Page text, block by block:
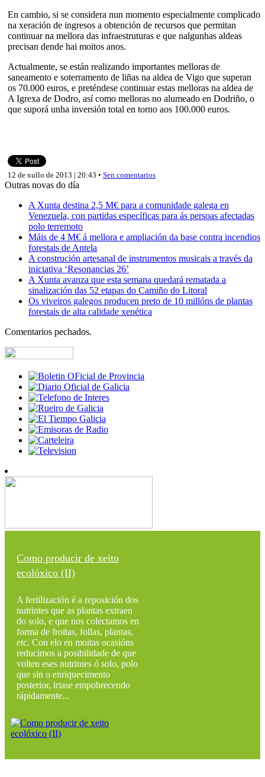
En cambio, si se considera nun momento especialmente complicado
na xeración de ingresos a obtención de recursos que permitan
continuar na mellora das infraestruturas e que nalgunhas aldeas
precisan dende hai moitos anos.
Actualmente, se están realizando importantes melloras de
saneamento e soterramento de liñas na aldea de Vigo que superan
os 70.000 euros, e preténdese continuar estas melloras na aldea de
A Igrexa de Dodro, así como melloras no alumeado en Dodriño, o
que suporá unha inversión total en torno aos 100.000 euros.
12 de xullo de 2013 | 20:43 • Sen comentarios
Outras novas do día
A Xunta destina 2,5 M€ para a comunidade galega en
Venezuela, con partidas específicas para ás persoas afectadas
polo terremoto
Máis de 4 M€ á mellora e ampliación da base contra incendios
forestais de Antela
A construción artesanal de instrumentos musicais a través da
iniciativa ‘Resonancias 26’
A Xunta avanza que esta semana quedará rematada a
sinalización das 52 etapas do Camiño do Litoral
Os viveiros galegos producen preto de 10 millóns de plantas
forestais de alta calidade xenética
Comentarios pechados.
Como producir de xeito
ecolóxico (II)
A fertilización é a reposición dos
nutrintes que as plantas extraen
do solo, e que nos colectamos en
forma de froitas, follas, plantas,
etc. Con elo en moitas ocasións
reducimos a posibilidade de que
volten eses nutrintes ó solo, polo
que sin o enriquecimento
posterior, iriase empobrecendo
rápidamente...